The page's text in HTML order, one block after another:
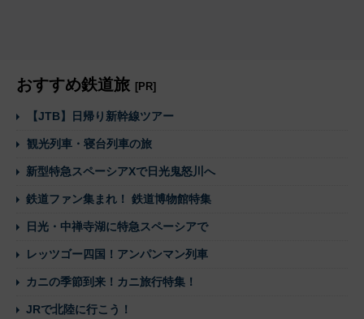
おすすめ鉄道旅 [PR]
【JTB】日帰り新幹線ツアー
観光列車・寝台列車の旅
新型特急スペーシアXで日光鬼怒川へ
鉄道ファン集まれ！ 鉄道博物館特集
日光・中禅寺湖に特急スペーシアで
レッツゴー四国！アンパンマン列車
カニの季節到来！カニ旅行特集！
JRで北陸に行こう！